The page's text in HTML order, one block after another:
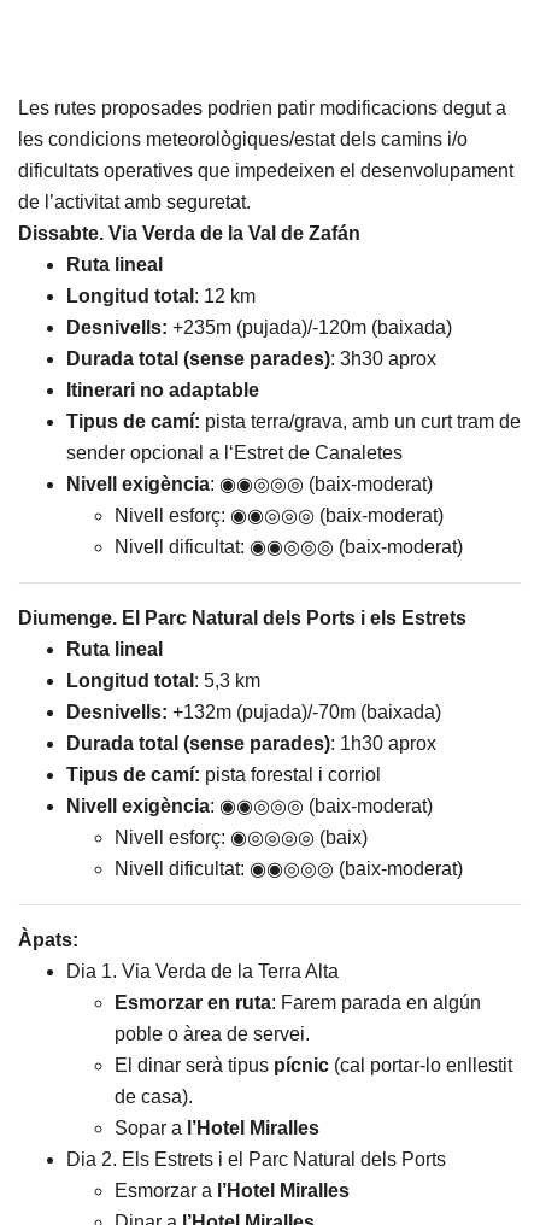
Les rutes proposades podrien patir modificacions degut a
les condicions meteorològiques/estat dels camins i/o
dificultats operatives que impedeixen el desenvolupament
de l’activitat amb seguretat.
Dissabte. Via Verda de la Val de Zafán
Ruta lineal
Longitud total : 12 km
Desnivells: +235m (pujada)/-120m (baixada)
Durada total (sense parades): 3h30 aprox
Itinerari no adaptable
Tipus de camí: pista terra/grava, amb un curt tram de
sender opcional a l‘Estret de Canaletes
Nivell exigència: ◉◉◎◎◎ (baix-moderat)
Nivell esforç: ◉◉◎◎◎ (baix-moderat)
Nivell dificultat: ◉◉◎◎◎ (baix-moderat)
Diumenge. El Parc Natural dels Ports i els Estrets
Ruta lineal
Longitud total : 5,3 km
Desnivells: +132m (pujada)/-70m (baixada)
Durada total (sense parades): 1h30 aprox
Tipus de camí: pista forestal i corriol
Nivell exigència: ◉◉◎◎◎ (baix-moderat)
Nivell esforç: ◉◎◎◎◎ (baix)
Nivell dificultat: ◉◉◎◎◎ (baix-moderat)
Àpats:
Dia 1. Via Verda de la Terra Alta
Esmorzar en ruta: Farem parada en algún
poble o àrea de servei.
El dinar serà tipus pícnic (cal portar-lo enllestit
de casa).
Sopar a l’Hotel
Miralles
Dia 2. Els Estrets i el Parc Natural dels Ports
Esmorzar a l’Hotel
Miralles